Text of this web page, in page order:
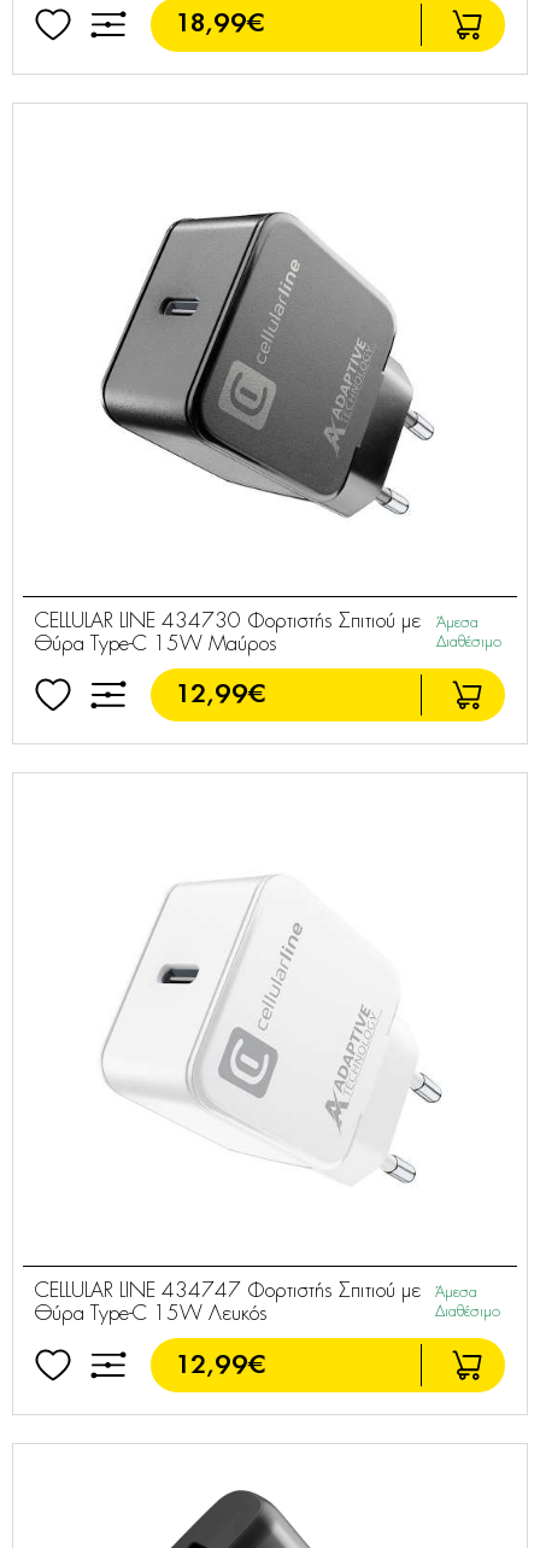
18,99€
CELLULAR LINE 434730 Φορτιστής Σπιτιού με
Θύρα Type-C 15W Μαύρος
Άμεσα
Διαθέσιμο
12,99€
CELLULAR LINE 434747 Φορτιστής Σπιτιού με
Θύρα Type-C 15W Λευκός
Άμεσα
Διαθέσιμο
12,99€